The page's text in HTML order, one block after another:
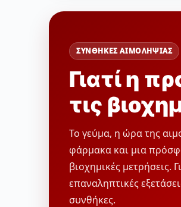
ΣΥΝΘΗΚΕΣ ΑΙΜΟΛΗΨΙΑΣ
Γιατί η
τις
Το γεύμα, η ώρα της
φάρμακα και μια
βιοχημικές μετρήσεις.
επαναληπτικές
συνθήκες.